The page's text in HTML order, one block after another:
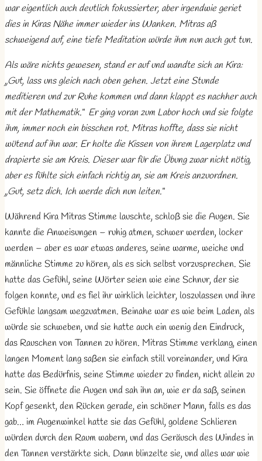
war eigentlich auch deutlich fokussierter, aber irgendwie geriet
dies in Kiras Nähe immer wieder ins Wanken. Mitras aß
schweigend auf, eine tiefe Meditation würde ihm nun auch gut tun.
Als wäre nichts gewesen, stand er auf und wandte sich an Kira:
„Gut, lass uns gleich nach oben gehen. Jetzt eine Stunde
meditieren und zur Ruhe kommen und dann klappt es nachher auch
mit der Mathematik.“ Er ging voran zum Labor hoch und sie folgte
ihm, immer noch ein bisschen rot. Mitras hoffte, dass sie nicht
wütend auf ihn war. Er holte die Kissen von ihrem Lagerplatz und
drapierte sie am Kreis. Dieser war für die Übung zwar nicht nötig,
aber es fühlte sich einfach richtig an, sie am Kreis anzuordnen.
„Gut, setz dich. Ich werde dich nun leiten.“
Während Kira Mitras Stimme lauschte, schloß sie die Augen. Sie
kannte die Anweisungen – ruhig atmen, schwer werden, locker
werden – aber es war etwas anderes, seine warme, weiche und
männliche Stimme zu hören, als es sich selbst vorzusprechen. Sie
hatte das Gefühl, seine Wörter seien wie eine Schnur, der sie
folgen konnte, und es fiel ihr wirklich leichter, loszulassen und ihre
Gefühle langsam wegzuatmen. Beinahe war es wie beim Laden, als
würde sie schweben, und sie hatte auch ein wenig den Eindruck,
das Rauschen von Tannen zu hören. Mitras Stimme verklang, einen
langen Moment lang saßen sie einfach still voreinander, und Kira
hatte das Bedürfnis, seine Stimme wieder zu finden, nicht allein zu
sein. Sie öffnete die Augen und sah ihn an, wie er da saß, seinen
Kopf gesenkt, den Rücken gerade, ein schöner Mann, falls es das
gab… im Augenwinkel hatte sie das Gefühl, goldene Schlieren
würden durch den Raum wabern, und das Geräusch des Windes in
den Tannen verstärkte sich. Dann blinzelte sie, und alles war wie